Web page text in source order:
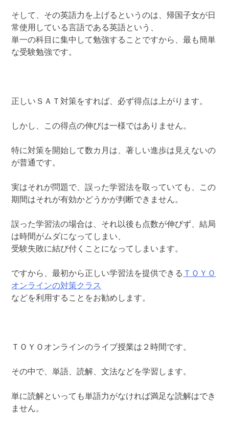
そして、その英語力を上げるというのは、帰国子女が日
常使用している言語である英語という、
単一の科目に集中して勉強することですから、最も簡単
な受験勉強です。
正しいＳＡＴ対策をすれば、必ず得点は上がります。
しかし、この得点の伸びは一様ではありません。
特に対策を開始して数カ月は、著しい進歩は見えないの
が普通です。
実はそれが問題で、誤った学習法を取っていても、この
期間はそれが有効かどうかが判断できません。
誤った学習法の場合は、それ以後も点数が伸びず、結局
は時間がムダになってしまい、
受験失敗に結び付くことになってしまいます。
ですから、最初から正しい学習法を提供できる ＴＯＹＯ
オンラインの対策クラス
などを利用することをお勧めします。
ＴＯＹＯオンラインのライブ授業は２時間です。
その中で、単語、読解、文法などを学習します。
単に読解といっても単語力がなければ満足な読解はでき
ません。